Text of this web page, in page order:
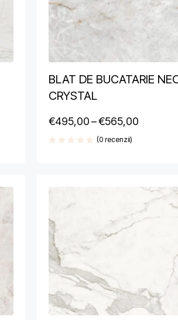
BLAT DE BUCATARIE
CRYSTAL
€495,00–€565,00
(0 recenzii)